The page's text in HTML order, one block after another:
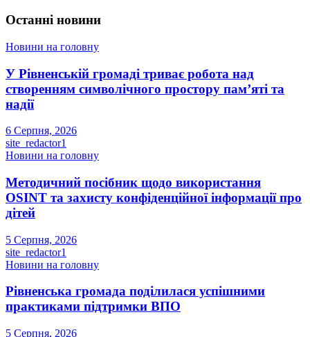
Останні новини
Новини на головну
У Рівненській громаді триває робота над
створенням символічного простору пам’яті та
надії
6 Серпня, 2026
site_redactor1
Новини на головну
Методичний посібник щодо використання
OSINT та захисту конфіденційної інформації про
дітей
5 Серпня, 2026
site_redactor1
Новини на головну
Рівненська громада поділилася успішними
практиками підтримки ВПО
5 Серпня, 2026